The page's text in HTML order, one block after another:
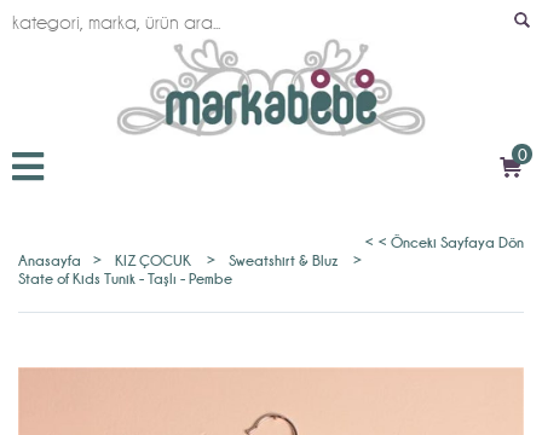
0
< < Önceki Sayfaya Dön
Anasayfa
> KIZ ÇOCUK > Sweatshirt & Bluz
>
State of Kids Tunik - Taşlı - Pembe